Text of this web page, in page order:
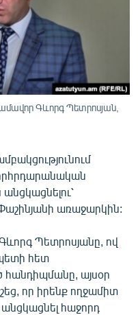
Գևորգ Պետրոսյան,
առաջարկին:
Պետրոսյանը, ով
հետ
հանդիպմանը, այսօր
որ իրենք ողջամիտ
հաջորդ